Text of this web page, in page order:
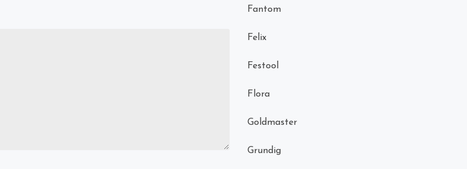
Fantom
Felix
Festool
Flora
Goldmaster
Grundig